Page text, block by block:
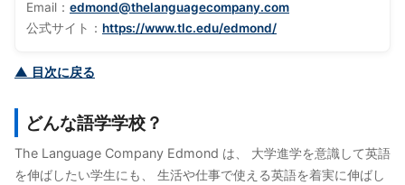
Email： edmond@thelanguagecompany.com
公式サイト： https://www.tlc.edu/edmond/
▲ 目次に戻る
どんな語学学校？
The Language Company Edmond は、 大学進学を意識して英語
を伸ばしたい学生にも、 生活や仕事で使える英語を着実に伸ばし